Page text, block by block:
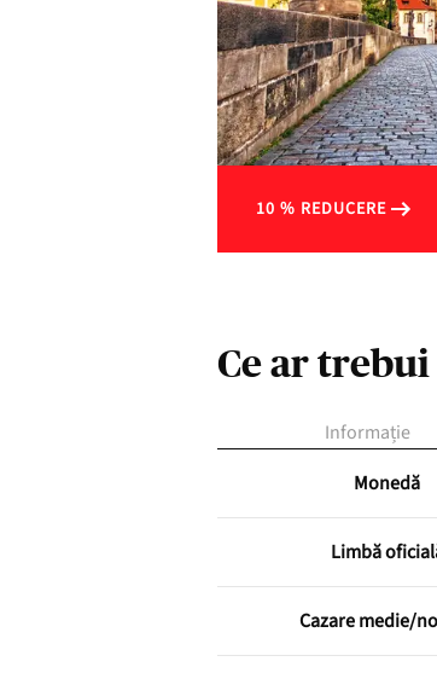
10 % REDUCERE
Ce ar
Informație
Monedă
Limbă
Cazare medie/